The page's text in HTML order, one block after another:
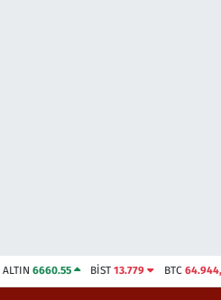
ALTIN 6660.55 BİST13.779 BTC